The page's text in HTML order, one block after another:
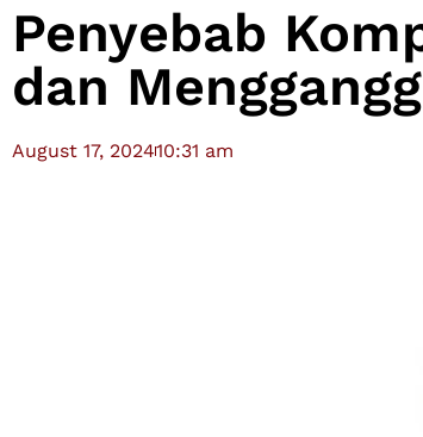
Penyebab
dan
August 17, 202410:31 am